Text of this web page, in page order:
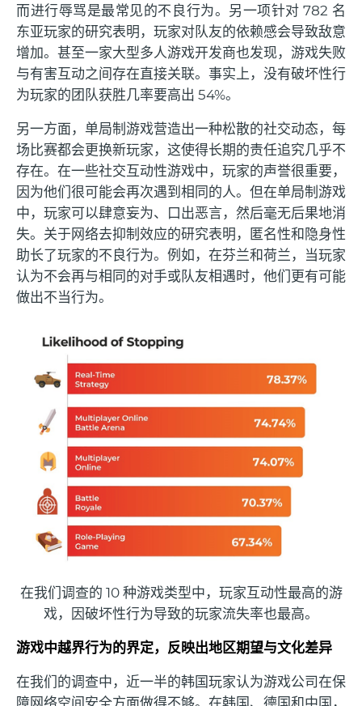
而进行辱骂是最常见的不良行为。另一项针对 782 名
东亚玩家的研究表明，玩家对队友的依赖感会导致敌意
增加。甚至一家大型多人游戏开发商也发现，游戏失败
与有害互动之间存在直接关联。事实上，没有破坏性行
为玩家的团队获胜几率要高出 54%。
另一方面，单局制游戏营造出一种松散的社交动态，每
场比赛都会更换新玩家，这使得长期的责任追究几乎不
存在。在一些社交互动性游戏中，玩家的声誉很重要，
因为他们很可能会再次遇到相同的人。但在单局制游戏
中，玩家可以肆意妄为、口出恶言，然后毫无后果地消
失。关于网络去抑制效应的研究表明，匿名性和隐身性
助长了玩家的不良行为。例如，在芬兰和荷兰，当玩家
认为不会再与相同的对手或队友相遇时，他们更有可能
做出不当行为。
在我们调查的 10 种游戏类型中，玩家互动性最高的游
戏，因破坏性行为导致的玩家流失率也最高。
游戏中越界行为的界定，反映出地区期望与文化差异
在我们的调查中，近一半的韩国玩家认为游戏公司在保
障网络空间安全方面做得不够。在韩国、德国和中国，